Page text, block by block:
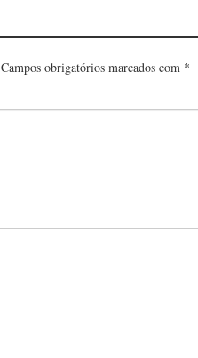
Campos obrigatórios marcados com *